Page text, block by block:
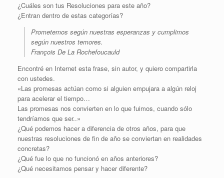
¿Cuáles son tus Resoluciones para este año?
¿Entran dentro de estas categorías?
Prometemos según nuestras esperanzas y cumplimos
según nuestros temores.
François De La Rochefoucauld
Encontré en Internet esta frase, sin autor, y quiero compartirla
con ustedes.
«Las promesas actúan como si alguien empujara a algún reloj
para acelerar el tiempo…
Las promesas nos convierten en lo que fuimos, cuando sólo
tendríamos que ser..»
¿Qué podemos hacer a diferencia de otros años, para que
nuestras resoluciones de fin de año se conviertan en realidades
concretas?
¿Qué fue lo que no funcionó en años anteriores?
¿Qué necesitamos pensar y hacer diferente?